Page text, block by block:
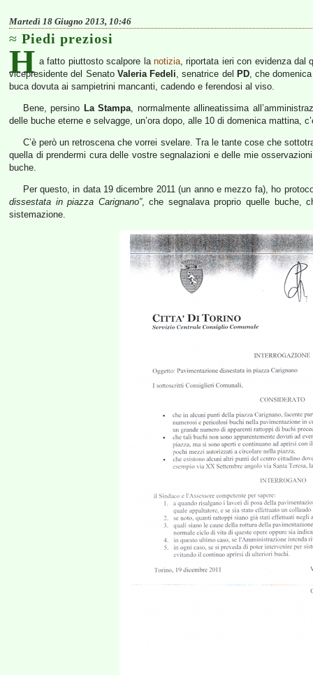
Martedì 18 Giugno 2013, 10:46
Piedi preziosi
H a fatto piuttosto scalpore la notizia, riportata ieri con evidenza dal
vicepresidente del Senato Valeria Fedeli, senatrice del PD, che
buca dovuta ai sampietrini mancanti, cadendo e ferendosi al viso.
Bene, persino La Stampa, normalmente allineatissima
delle buche eterne e selvagge, un’ora dopo, alle 10 di domenica mattina,
C’è però un retroscena che vorrei svelare. Tra le tante cose che
quella di prendermi cura delle vostre segnalazioni e delle mie
buche.
Per questo, in data 19 dicembre 2011 (un anno e mezzo fa), ho
dissestata in piazza Carignano”, che segnalava proprio quelle buche,
sistemazione.